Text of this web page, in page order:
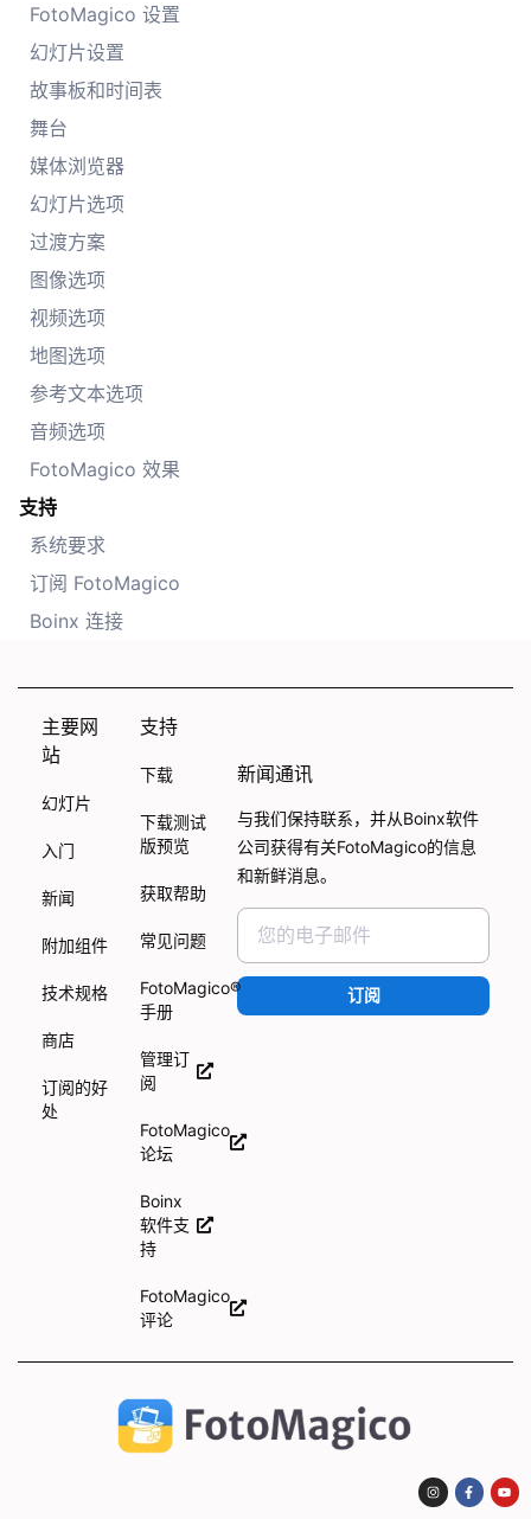
FotoMagico 设置
幻灯片设置
故事板和时间表
舞台
媒体浏览器
幻灯片选项
过渡方案
图像选项
视频选项
地图选项
参考文本选项
音频选项
FotoMagico 效果
支持
系统要求
订阅 FotoMagico
Boinx 连接
主要网
站
幻灯片
入门
新闻
附加组件
技术规格
商店
订阅的好
处
支持
下载
下载测试
版预览
获取帮助
常见问题
FotoMagico®
手册
管理订
阅
FotoMagico
论坛
Boinx
软件支
持
FotoMagico
评论
新闻通讯
与我们保持联系，并从Boinx软件
公司获得有关FotoMagico的信息
和新鲜消息。
订阅